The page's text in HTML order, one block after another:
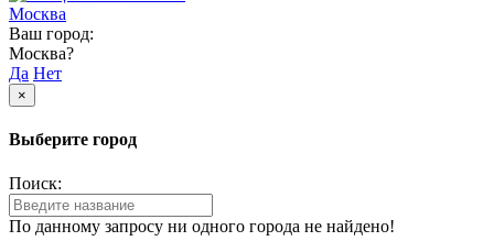
Москва
Ваш город:
Москва?
Да Нет
×
Выберите город
Поиск:
По данному запросу ни одного города не найдено!